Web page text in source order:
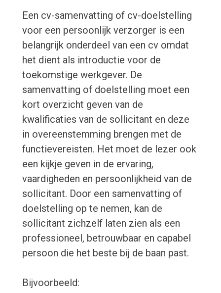
Een cv-samenvatting of cv-doelstelling
voor een persoonlijk verzorger is een
belangrijk onderdeel van een cv omdat
het dient als introductie voor de
toekomstige werkgever. De
samenvatting of doelstelling moet een
kort overzicht geven van de
kwalificaties van de sollicitant en deze
in overeenstemming brengen met de
functievereisten. Het moet de lezer ook
een kijkje geven in de ervaring,
vaardigheden en persoonlijkheid van de
sollicitant. Door een samenvatting of
doelstelling op te nemen, kan de
sollicitant zichzelf laten zien als een
professioneel, betrouwbaar en capabel
persoon die het beste bij de baan past.
Bijvoorbeeld: